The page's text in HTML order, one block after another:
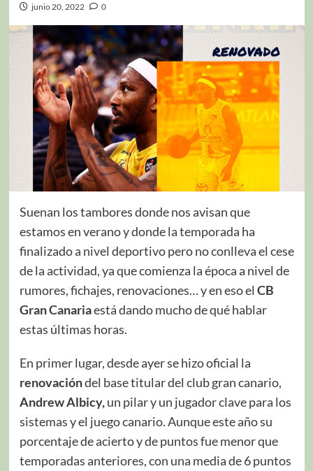
junio 20, 2022 0
Suenan los tambores donde nos avisan que
estamos en verano y donde la temporada ha
finalizado a nivel deportivo pero no conlleva el cese
de la actividad, ya que comienza la época a nivel de
rumores, fichajes, renovaciones… y en eso el CB
Gran Canariaestá dando mucho de qué hablar
estas últimas horas.
En primer lugar, desde ayer se hizo oficial la
renovacióndel base titular del club gran canario,
Andrew Albicy,un pilar y un jugador clave para los
sistemas y el juego canario. Aunque este año su
porcentaje de acierto y de puntos fue menor que
temporadas anteriores, con una media de 6 puntos